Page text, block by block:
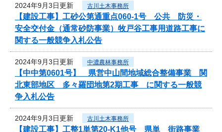
2024年9月3日更新 古川土木事務所
【建設工事】工砂公第通重点060-1号 公共 防災・
安全交付金（通常砂防事業）牧戸谷工事用道路工事に
関する一般競争入札公告
2024年9月3日更新 中濃農林事務所
【中中第0601号】 県営中山間地域総合整備事業 関
北東部地区 多々羅団地第2期工事 に関する一般競
争入札公告
2024年9月3日更新 古川土木事務所
【建設工事】工整1単第20-K1他号 県単 街路事業